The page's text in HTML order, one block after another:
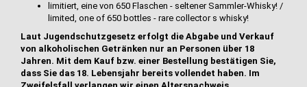
limitiert, eine von 650 Flaschen - seltener Sammler-Whisky! /
limited, one of 650 bottles - rare collector s whisky!
Laut Jugendschutzgesetz erfolgt die Abgabe und Verkauf
von alkoholischen Getränken nur an Personen über 18
Jahren. Mit dem Kauf bzw. einer Bestellung bestätigen Sie,
dass Sie das 18. Lebensjahr bereits vollendet haben. Im